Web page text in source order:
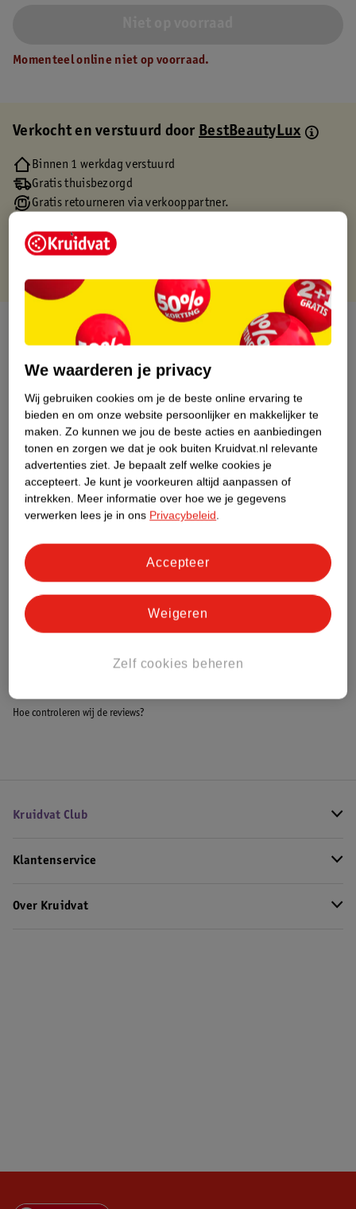
Momenteel online niet op voorraad.
Verkocht en verstuurd doorBestBeautyLux
Binnen 1 werkdag verstuurd
Gratis thuisbezorgd
Gratis retourneren via verkooppartner.
Over dit product
Productinformatie
Etiketinformatie
Nature Impact Score
Dit product heeft (nog) geen Nature
Impact Score.
Meer informatie
Bestel & Bezorginformatie
Hoe controleren wij de reviews?
Kruidvat Club
Klantenservice
Over Kruidvat
We waarderen je privacy
Wij gebruiken cookies om je de beste online ervaring te
bieden en om onze website persoonlijker en makkelijker te
maken. Zo kunnen we jou de beste acties en aanbiedingen
tonen en zorgen we dat je ook buiten Kruidvat.nl relevante
advertenties ziet. Je bepaalt zelf welke cookies je
accepteert. Je kunt je voorkeuren altijd aanpassen of
intrekken. Meer informatie over hoe we je gegevens
verwerken lees je in ons Privacybeleid.
Zelf cookies beheren
Weigeren
Accepteer